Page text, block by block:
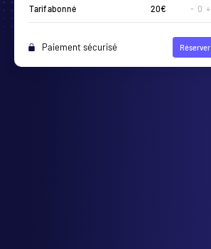
Tarif abonné 10€ - 0 +
Paiement sécurisé Réserver